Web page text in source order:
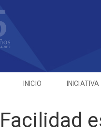
INICIO INICIATIVA
Facilidad